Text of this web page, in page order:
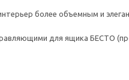
более объемным и
для ящика БЕСТО